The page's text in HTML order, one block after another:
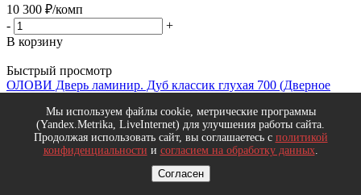
10 300 ₽/комп
-
+
В корзину
Быстрый просмотр
ОЛОВИ Дверь ламинир. Дуб классик глухая 700 (Дверное
петлями, наличники 58мм, дверная ручка и глух.
щиток(хром))
В наличии
Код товара: 947803
Мы используем файлы cookie, метрические программы
(Yandex.Metrika, LiveInternet) для улучшения работы сайта.
Продолжая использовать сайт, вы соглашаетесь с политикой
конфиденциальности и согласием на обработку данных.
Согласен